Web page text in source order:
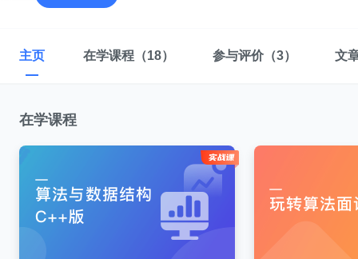
主页 在学课程 （18） 参与评价（3） 文
在学课程